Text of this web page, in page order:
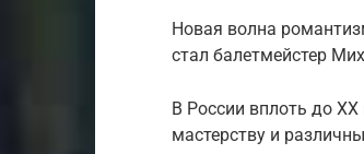
Новая волна
стал балетмейстер
В России вплоть до
мастерству и